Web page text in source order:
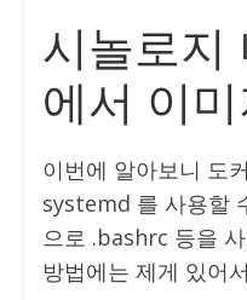
시놀로지
에서 이
이번에 알아보니 도
systemd 를 사용할
으로 .bashrc 등을
방법에는 제게 있어